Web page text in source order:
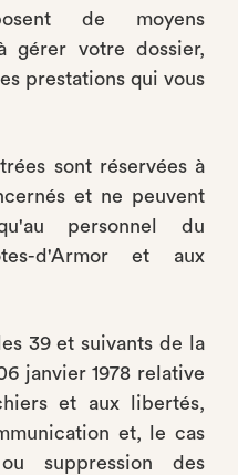
de moyens
gérer votre dossier,
prestations qui vous
sont réservées à
et ne peuvent
personnel du
d'Armor et aux
39 et suivants de la
janvier 1978 relative
et aux libertés,
et, le cas
suppression des